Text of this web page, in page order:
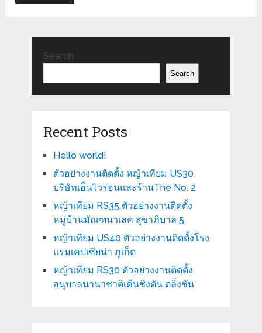
Search
Search
Recent Posts
Hello world!
ตัวอย่างงานติดตั้ง หญ้าเทียม US30
บริษัทเอ็นไวรอนและร้านThe No. 2
หญ้าเทียม RS35 ตัวอย่างงานติดตั้ง
หมู่บ้านมัณฑนาเลค สุขาภิบาล 5
หญ้าเทียม US40 ตัวอย่างงานติดตั้งโรง
แรมเคปเซียน่า ภูเก็ต
หญ้าเทียม RS30 ตัวอย่างงานติดตั้ง
อนุบาลนานาชาติเค้นชิงตัน ตลิ่งชัน